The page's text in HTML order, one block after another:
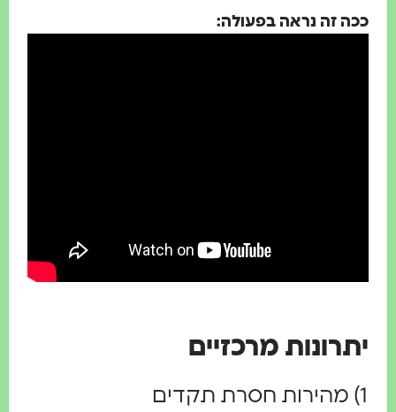
זה נראה בפעולה:
מרכזיים